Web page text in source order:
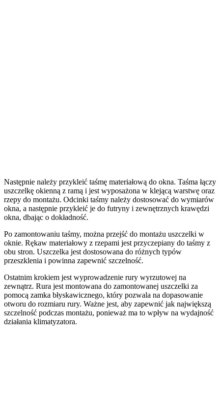
Następnie należy przykleić taśmę materiałową do okna. Taśma łączy
uszczelkę okienną z ramą i jest wyposażona w klejącą warstwę oraz
rzepy do montażu. Odcinki taśmy należy dostosować do wymiarów
okna, a następnie przykleić je do futryny i zewnętrznych krawędzi
okna, dbając o dokładność.
Po zamontowaniu taśmy, można przejść do montażu uszczelki w
oknie. Rękaw materiałowy z rzepami jest przyczepiany do taśmy z
obu stron. Uszczelka jest dostosowana do różnych typów
przeszklenia i powinna zapewnić szczelność.
Ostatnim krokiem jest wyprowadzenie rury wyrzutowej na
zewnątrz. Rura jest montowana do zamontowanej uszczelki za
pomocą zamka błyskawicznego, który pozwala na dopasowanie
otworu do rozmiaru rury. Ważne jest, aby zapewnić jak największą
szczelność podczas montażu, ponieważ ma to wpływ na wydajność
działania klimatyzatora.